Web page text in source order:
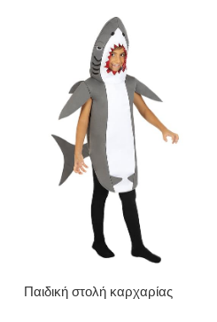
Παιδική στολή καρχαρίας